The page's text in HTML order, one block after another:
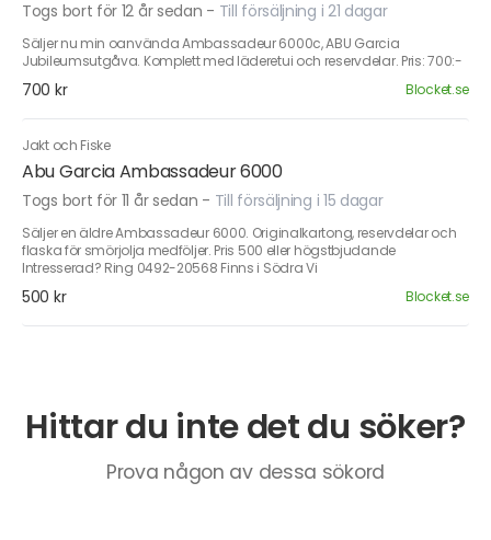
Togs bort för 12 år sedan - Till försäljning i 21 dagar
Säljer nu min oanvända Ambassadeur 6000c, ABU Garcia
Jubileumsutgåva. Komplett med läderetui och reservdelar. Pris: 700:-
700 kr Blocket.se
Jakt och Fiske
Abu Garcia Ambassadeur 6000
Togs bort för 11 år sedan - Till försäljning i 15 dagar
Säljer en äldre Ambassadeur 6000. Originalkartong, reservdelar och
flaska för smörjolja medföljer. Pris 500 eller högstbjudande
Intresserad? Ring 0492-20568 Finns i Södra Vi
500 kr Blocket.se
Hittar du inte det du söker?
Prova någon av dessa sökord